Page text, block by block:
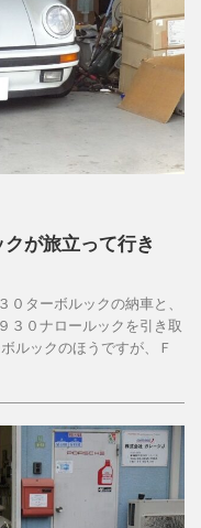
が旅立って行き
ターボルックの納車と、
３０ナロールックを引き取
ルックのほうですが、Ｆ